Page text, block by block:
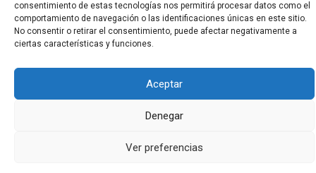
consentimiento de estas tecnologías nos permitirá procesar datos como el
comportamiento de navegación o las identificaciones únicas en este sitio.
No consentir o retirar el consentimiento, puede afectar negativamente a
ciertas características y funciones.
Aceptar
Denegar
Ver preferencias